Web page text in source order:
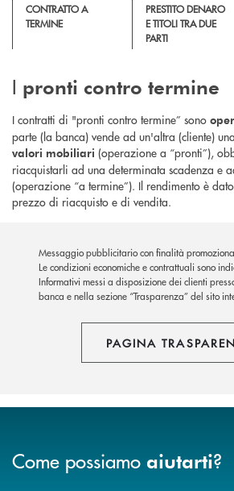
CONTRATTO A
TERMINE
PRESTITO DENARO
E TITOLI TRA DUE
PARTI
I pronti contro termine
I contratti di "pronti contro termine” sono
parte (la banca) vende ad un'altra (cliente)
valori mobiliari (operazione a “pronti”),
riacquistarli ad una determinata scadenza e
(operazione “a termine”). Il rendimento è
prezzo di riacquisto e di vendita.
Messaggio pubblicitario con finalità
Le condizioni economiche e contrattuali sono
Informativi messi a disposizione dei clienti
banca e nella sezione “Trasparenza” del sito
PAGINA
Come possiamo aiutarti?